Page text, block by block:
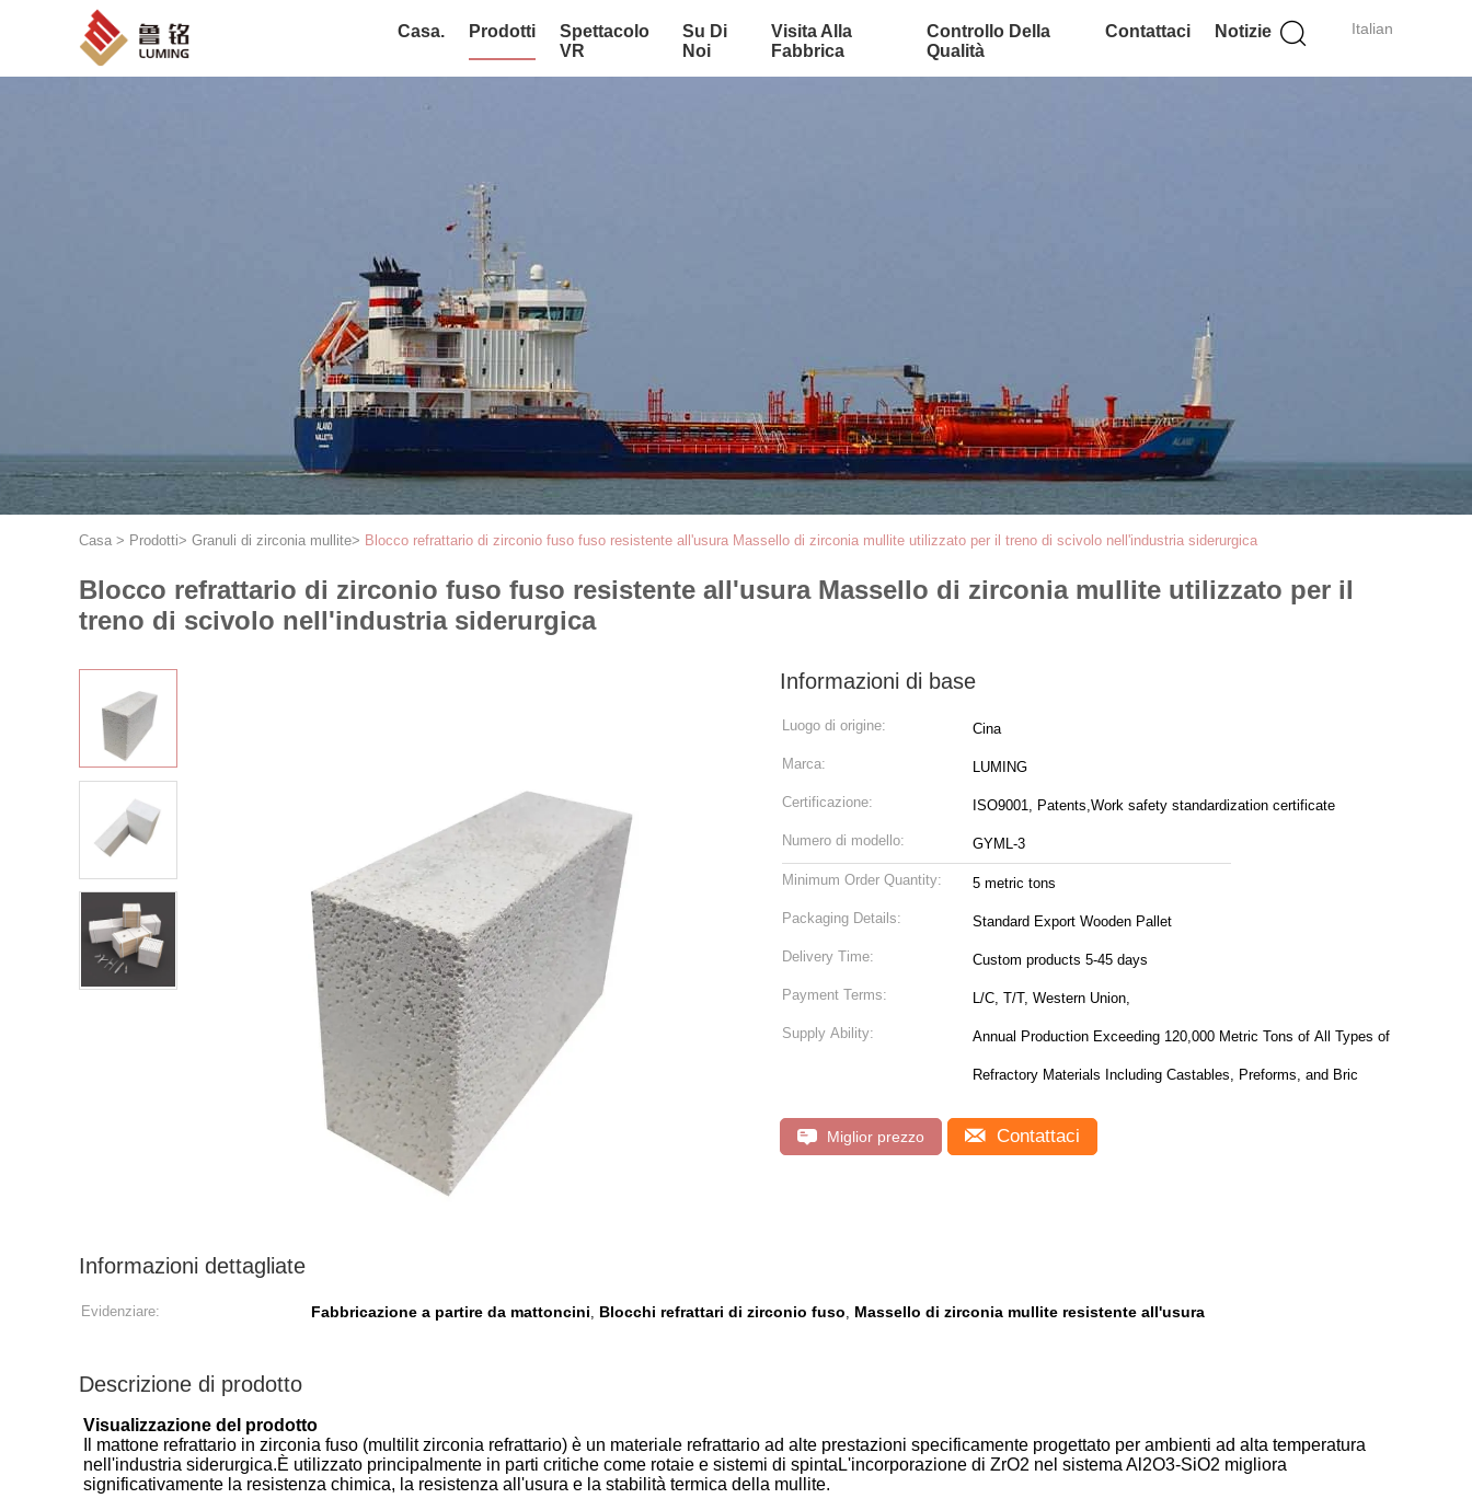
Italian
Casa. Prodotti
Spettacolo
VR
Su Di
Noi
Visita Alla
Fabbrica
Controllo Della
Qualità
Contattaci Notizie
Casa > Prodotti> Granuli di zirconia mullite> Blocco refrattario di zirconio fuso fuso resistente all'usura Massello di zirconia mullite utilizzato per il treno di scivolo nell'industria siderurgica
Blocco refrattario di zirconio fuso fuso resistente all'usura Massello di zirconia mullite utilizzato per il
treno di scivolo nell'industria siderurgica
Informazioni di base
Luogo di origine: Cina
Marca: LUMING
Certificazione: ISO9001, Patents,Work safety standardization certificate
Numero di modello: GYML-3
Minimum Order Quantity: 5 metric tons
Packaging Details: Standard Export Wooden Pallet
Delivery Time: Custom products 5-45 days
Payment Terms: L/C, T/T, Western Union,
Supply Ability: Annual Production Exceeding 120,000 Metric Tons of All Types of
Refractory Materials Including Castables, Preforms, and Bric
Miglior prezzo Contattaci
Informazioni dettagliate
Evidenziare: Fabbricazione a partire da mattoncini, Blocchi refrattari di zirconio fuso, Massello di zirconia mullite resistente all'usura
Descrizione di prodotto
Visualizzazione del prodotto
Il mattone refrattario in zirconia fuso (multilit zirconia refrattario) è un materiale refrattario ad alte prestazioni specificamente progettato per ambienti ad alta temperatura
nell'industria siderurgica.È utilizzato principalmente in parti critiche come rotaie e sistemi di spintaL'incorporazione di ZrO2 nel sistema Al2O3-SiO2 migliora
significativamente la resistenza chimica, la resistenza all'usura e la stabilità termica della mullite.